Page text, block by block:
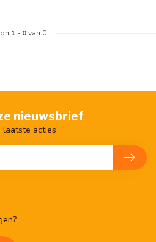
1 - 0van 0
nieuwsbrief
laatste acties